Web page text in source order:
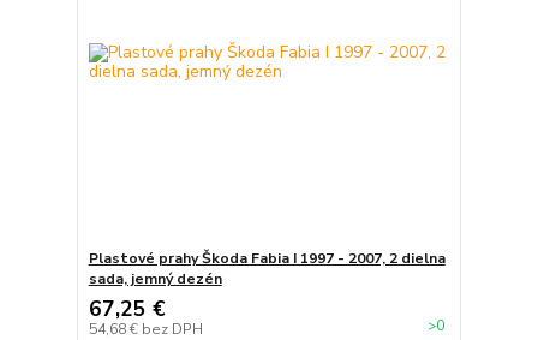
Plastové prahy Škoda Fabia I 1997 - 2007, 2 dielna
sada, jemný dezén
67,25 €
54,68 € bez DPH >0